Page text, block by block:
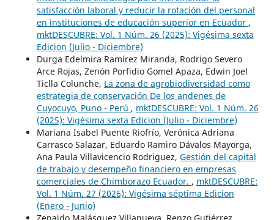
satisfacción laboral y reducir la rotación del personal
en instituciones de educación superior en Ecuador ,
mktDESCUBRE: Vol. 1 Núm. 26 (2025): Vigésima sexta
Edicion (Julio - Diciembre)
Durga Edelmira Ramírez Miranda, Rodrigo Severo
Arce Rojas, Zenón Porfidio Gomel Apaza, Edwin Joel
Ticlla Colunche, La zona de agrobiodiversidad como
estrategia de conservación De los andenes de
Cuyocuyo, Puno - Perú , mktDESCUBRE: Vol. 1 Núm. 26
(2025): Vigésima sexta Edicion (Julio - Diciembre)
Mariana Isabel Puente Riofrío, Verónica Adriana
Carrasco Salazar, Eduardo Ramiro Dávalos Mayorga,
Ana Paula Villavicencio Rodriguez, Gestión del capital
de trabajo y desempeño financiero en empresas
comerciales de Chimborazo Ecuador. , mktDESCUBRE:
Vol. 1 Núm. 27 (2026): Vigésima séptima Edicion
(Enero - Junio)